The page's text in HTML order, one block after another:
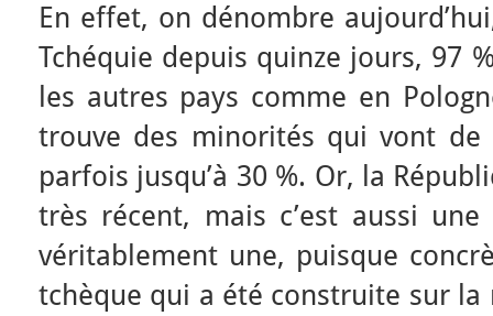
En effet, on dénombre
Tchéquie depuis quinze jours, 97
les autres pays comme en
trouve des minorités qui vont
parfois jusqu’à 30 %. Or, la
très récent, mais c’est aussi
véritablement une, puisque
tchèque qui a été construite sur